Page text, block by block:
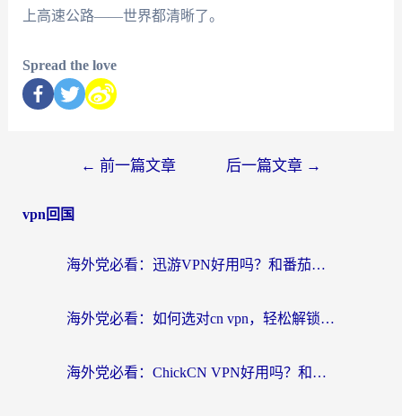
上高速公路——世界都清晰了。
Spread the love
← 前一篇文章 后一篇文章 →
vpn回国
海外党必看：迅游VPN好用吗？和番茄加速器VPN对比哪个回国效果更好？
海外党必看：如何选对cn vpn，轻松解锁国内影音游戏？
海外党必看：ChickCN VPN好用吗？和星河VPN对比哪个回国效果更好？附真实体验+避坑指南